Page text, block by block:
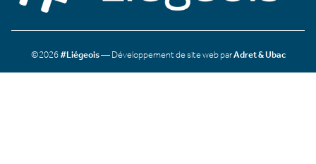
©2026#Liégeois— Développement de site web parAdret & Ubac